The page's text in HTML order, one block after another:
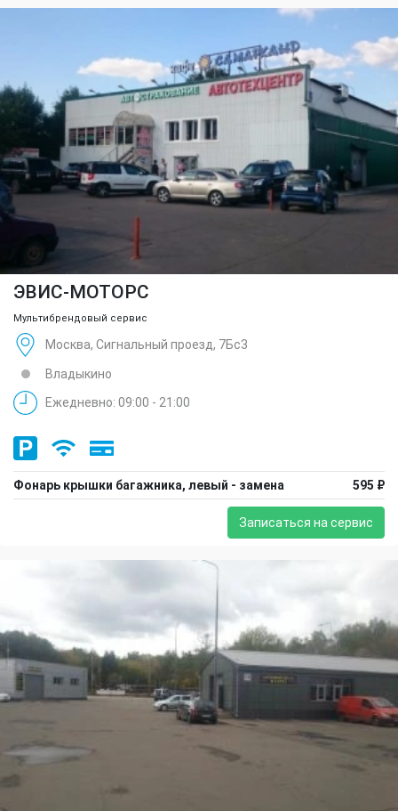
ЭВИС-МОТОРС
Мультибрендовый сервис
Москва, Сигнальный проезд, 7Бс3
Владыкино
Ежедневно: 09:00 - 21:00
Фонарь крышки багажника, левый - замена 595 ₽
Записаться на сервис